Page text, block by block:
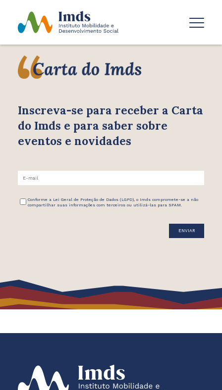
Inscreva-se para receber a Carta
do Imds e para saber sobre
eventos e novidades
Conforme a Lei Geral de Proteção de Dados (LGPD), o Imds compromete-se a não
compartilhar suas informações com terceiros ou utilizá-las para SPAM.